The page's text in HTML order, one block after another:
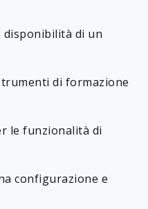
disponibilità di un
di formazione
le funzionalità di
configurazione e